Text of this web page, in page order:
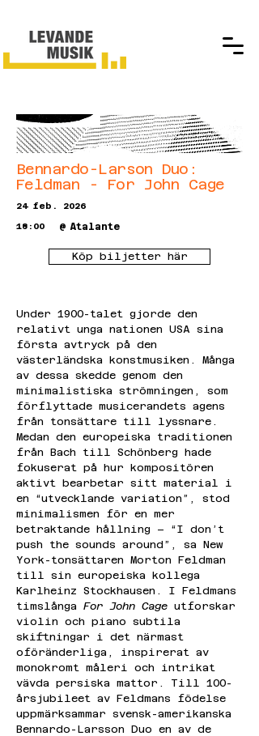
Bennardo-Larson Duo:
Feldman - For John Cage
24 feb. 2026
18:00
Atalante
@
Köp biljetter här
Under 1900-talet gjorde den
relativt unga nationen USA sina
första avtryck på den
västerländska konstmusiken. Många
av dessa skedde genom den
minimalistiska strömningen, som
förflyttade musicerandets agens
från tonsättare till lyssnare.
Medan den europeiska traditionen
från Bach till Schönberg hade
fokuserat på hur kompositören
aktivt bearbetar sitt material i
en “utvecklande variation”, stod
minimalismen för en mer
betraktande hållning – “I don’t
push the sounds around”, sa New
York-tonsättaren Morton Feldman
till sin europeiska kollega
Karlheinz Stockhausen. I Feldmans
timslånga For John Cage utforskar
violin och piano subtila
skiftningar i det närmast
oföränderliga, inspirerat av
monokromt måleri och intrikat
vävda persiska mattor. Till 100-
årsjubileet av Feldmans födelse
uppmärksammar svensk-amerikanska
Bennardo-Larsson Duo en av de